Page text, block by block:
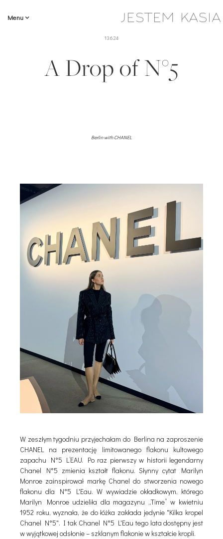
Menu
13.6.24
A Drop of N°5
Berlin with CHANEL
W zeszłym tygodniu przyjechałam do Berlina na zaproszenie
CHANEL na prezentację limitowanego flakonu kultowego
zapachu N°5 L’EAU. Po raz pierwszy w historii legendarny
Chanel N°5 zmienia kształt flakonu. Słynny cytat Marilyn
Monroe zainspirował markę Chanel do stworzenia nowego
flakonu dla N°5 L'Eau. W wywiadzie okładkowym, którego
Marilyn Monroe udzieliła dla magazynu „Time” w kwietniu
1952 roku, wyznała, że do łóżka zakłada jedynie "Kilka kropel
Chanel N°5". I tak Chanel N°5 L'Eau tego lata dostępny jest
w wyjątkowej odsłonie – szklanym flakonie w kształcie kropli.